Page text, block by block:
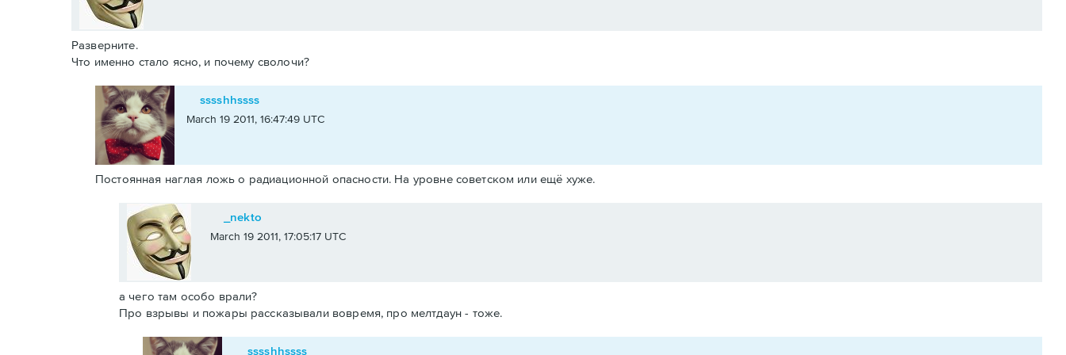
Разверните.
Что именно стало ясно, и почему сволочи?
sssshhssss
March 19 2011, 16:47:49 UTC
Постоянная наглая ложь о радиационной опасности. На уровне советском или ещё хуже.
_nekto
March 19 2011, 17:05:17 UTC
а чего там особо врали?
Про взрывы и пожары рассказывали вовремя, про мелтдаун - тоже.
sssshhssss